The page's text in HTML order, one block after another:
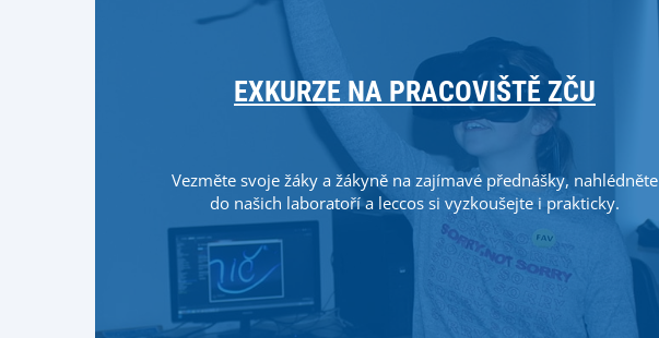
EXKURZE NA PRACOVIŠTĚ ZČU
Vezměte svoje žáky a žákyně na zajímavé přednášky, nahlédněte
do našich laboratoří a leccos si vyzkoušejte i prakticky.